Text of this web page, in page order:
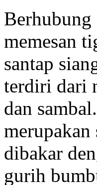
memesan
santap
terdiri dari
dan
merupakan
dibakar
gurih